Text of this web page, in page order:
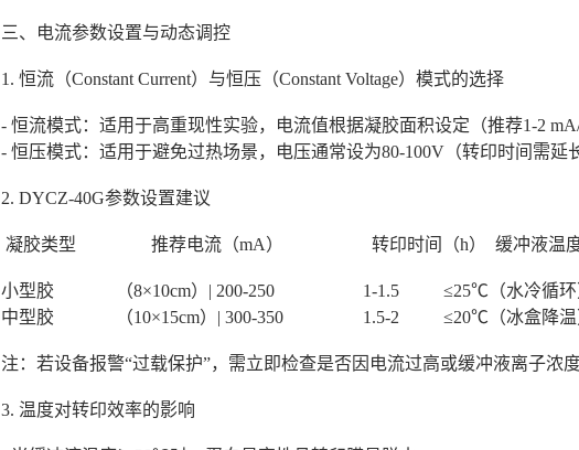
三、电流参数设置与动态调控
1. 恒流（Constant Current）与恒压（Constant Voltage）模式的选择
- 恒流模式：适用于高重现性实验，电流值根据凝胶面积设定（推荐1-2
- 恒压模式：适用于避免过热场景，电压通常设为80-100V（转印时间需延
2. DYCZ-40G参数设置建议
凝胶类型 推荐电流（mA） 转印时间（h） 缓冲液温
小型胶 （8×10cm）| 200-250 1-1.5 ≤25℃（水冷循
中型胶 （10×15cm）| 300-350 1.5-2 ≤20℃（冰盒降温
注：若设备报警“过载保护”，需立即检查是否因电流过高或缓冲液离子浓
3. 温度对转印效率的影响